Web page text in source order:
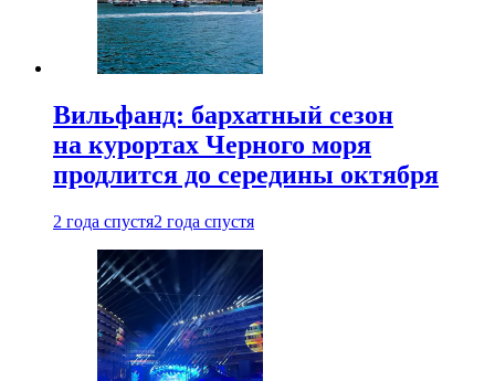
Вильфанд: бархатный сезон
на курортах Черного моря
продлится до середины октября
2 года спустя2 года спустя